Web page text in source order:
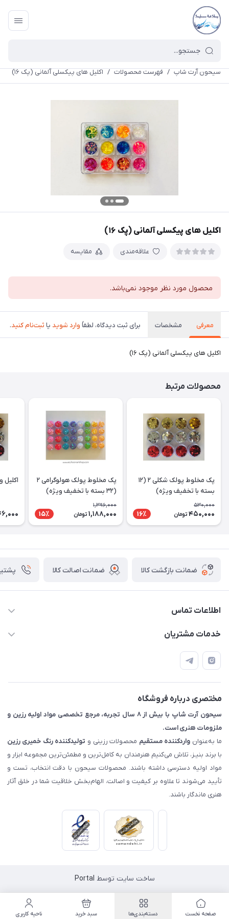
سیحون آرت شاپ / فهرست محصولات / اکلیل های پیکسلی آلمانی (پک ۱۶)
اکلیل های پیکسلی آلمانی (پک ۱۶)
علاقه‌مندی مقایسه
محصول مورد نظر موجود نمی‌باشد.
معرفی مشخصات برای ثبت دیدگاه، لطفاً وارد شوید یا ثبت‌نام کنید.
اکلیل های پیکسلی آلمانی (پک ۱۶)
محصولات مرتبط
پک مخلوط پولک شکلی ۲ (۱۲
بسته با تخفیف ویژه)
530,000
450,000 تومان 16٪
پک مخلوط پولک هولوگرامی ۲
(۳۲ بسته با تخفیف ویژه)
1,396,000
1,188,000 تومان 15٪
اکلیل
ضمانت بازگشت کالا ضمانت اصالت کالا
اطلاعات تماس
خدمات مشتریان
📝 قوانین و مقررات
📖 راهنما
مختصری درباره فروشگاه
سیحون آرت شاپ با بیش از ۸ سال تجربه، مرجع تخصصی مواد اولیه رزین و
ملزومات هنری است.
ما به‌عنوان واردکننده مستقیم محصولات رزینی و تولیدکننده رنگ خمیری رزین
با برند بنیـز، تلاش می‌کنیم هنرمندان به کامل‌ترین و مطمئن‌ترین مجموعه ابزار و
مواد اولیه دسترسی داشته باشند. محصولات سیحون با دقت انتخاب، تست و
تأیید می‌شوند تا علاوه بر کیفیت و اصالت، الهام‌بخش خلاقیت شما در خلق آثار
هنری ماندگار باشند.
ساخت سایت توسط Portal
صفحه نخست دسته‌بندی‌ها سبد خرید ناحیه کاربری